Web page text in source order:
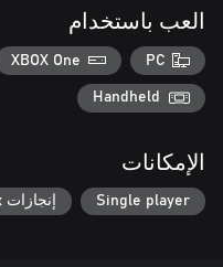
العب باستخدام
PC
XBOX One
Handheld
الإمكانات
Single player إنجازات Xbox